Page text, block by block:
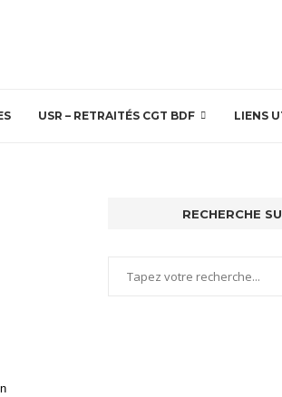
USR – RETRAITÉS CGT BDF LIENS
RECHERCHE